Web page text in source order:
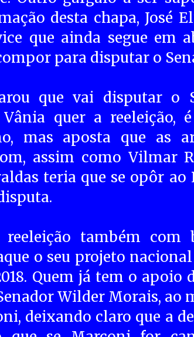
desta chapa, José
que ainda segue em
para disputar o
que vai disputar o
quer a reeleição,
mas aposta que as
assim como Vilmar
teria que se opôr ao
também com
o seu projeto
Quem já tem o apoio
Wilder Morais, ao
deixando claro que a